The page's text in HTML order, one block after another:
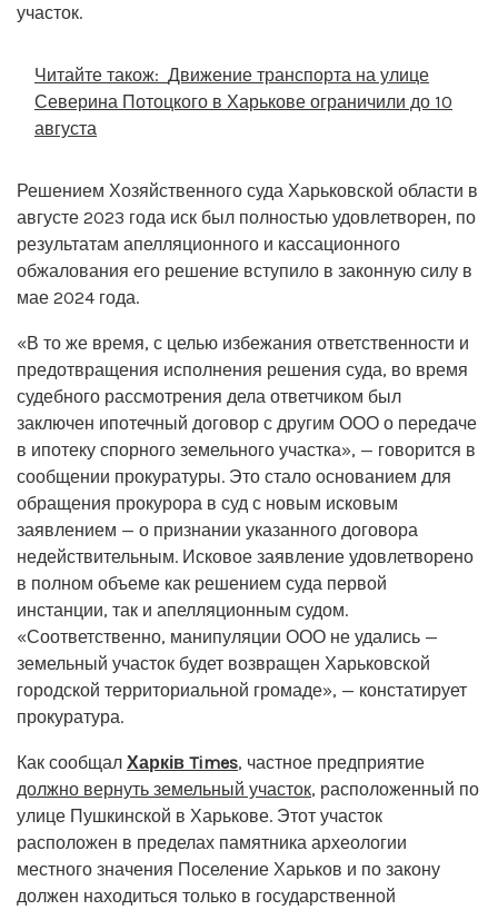
участок.
Читайте також: Движение транспорта на улице
Северина Потоцкого в Харькове ограничили до 10
августа
Решением Хозяйственного суда Харьковской области в
августе 2023 года иск был полностью удовлетворен, по
результатам апелляционного и кассационного
обжалования его решение вступило в законную силу в
мае 2024 года.
«В то же время, с целью избежания ответственности и
предотвращения исполнения решения суда, во время
судебного рассмотрения дела ответчиком был
заключен ипотечный договор с другим ООО о передаче
в ипотеку спорного земельного участка», — говорится в
сообщении прокуратуры. Это стало основанием для
обращения прокурора в суд с новым исковым
заявлением — о признании указанного договора
недействительным. Исковое заявление удовлетворено
в полном объеме как решением суда первой
инстанции, так и апелляционным судом.
«Соответственно, манипуляции ООО не удались —
земельный участок будет возвращен Харьковской
городской территориальной громаде», — констатирует
прокуратура.
Как сообщал Харків Times, частное предприятие
должно вернуть земельный участок, расположенный по
улице Пушкинской в Харькове. Этот участок
расположен в пределах памятника археологии
местного значения Поселение Харьков и по закону
должен находиться только в государственной